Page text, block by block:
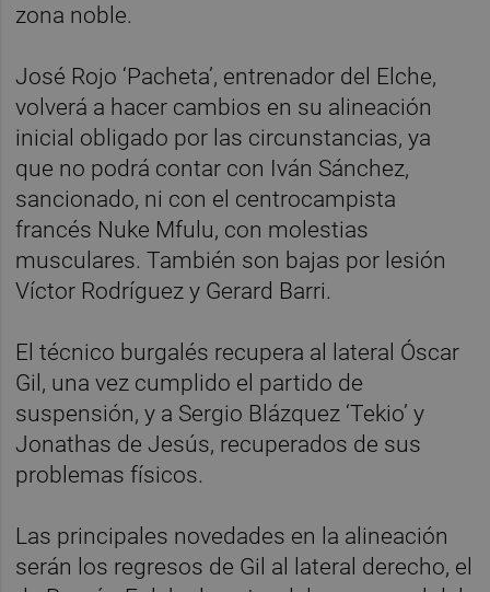
zona noble.
José Rojo ‘Pacheta’, entrenador del Elche,
volverá a hacer cambios en su alineación
inicial obligado por las circunstancias, ya
que no podrá contar con Iván Sánchez,
sancionado, ni con el centrocampista
francés Nuke Mfulu, con molestias
musculares. También son bajas por lesión
Víctor Rodríguez y Gerard Barri.
El técnico burgalés recupera al lateral Óscar
Gil, una vez cumplido el partido de
suspensión, y a Sergio Blázquez ‘Tekio’ y
Jonathas de Jesús, recuperados de sus
problemas físicos.
Las principales novedades en la alineación
serán los regresos de Gil al lateral derecho, el